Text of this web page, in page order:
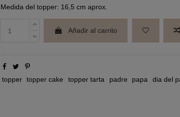
Medida del topper: 16,5 cm aprox.
Añadir al carrito
topper topper cake topper tarta padre papa dia del